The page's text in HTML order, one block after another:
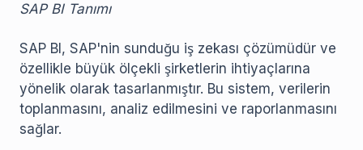
SAP BI Tanımı
SAP BI, SAP'nin sunduğu iş zekası çözümüdür ve
özellikle büyük ölçekli şirketlerin ihtiyaçlarına
yönelik olarak tasarlanmıştır. Bu sistem, verilerin
toplanmasını, analiz edilmesini ve raporlanmasını
sağlar.